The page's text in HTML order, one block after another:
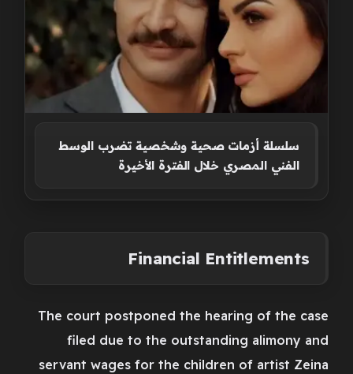
سلسلة أزمات صحية وشخصية تضرب الوسط
الفني المصري خلال الفترة الأخيرة
Financial Entitlements
The court postponed the hearing of the case
filed due to the outstanding alimony and
servant wages for the children of artist Zeina